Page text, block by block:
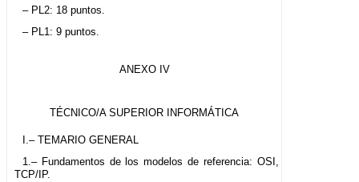
– PL2: 18 puntos.
– PL1: 9 puntos.
ANEXO IV
TÉCNICO/A SUPERIOR INFORMÁTICA
I.– TEMARIO GENERAL
1.– Fundamentos de los modelos de referencia: OSI,
TCP/IP.